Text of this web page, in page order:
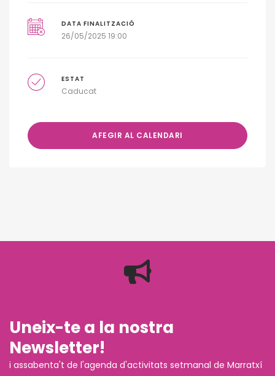
DATA FINALITZACIÓ
26/05/2025 19:00
ESTAT
Caducat
AFEGIR AL CALENDARI
Uneix-te a la nostra
Newsletter!
i assabenta't de l'agenda d'activitats setmanal de Marratxí